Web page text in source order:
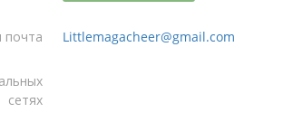
почта Littlemagacheer@gmail.com
сетях